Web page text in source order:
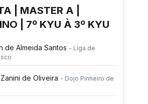
| MASTER A |
| 7º KYU À 3º KYU
de Almeida Santos - Liga de
de Oliveira - Dojo Pinheiro de